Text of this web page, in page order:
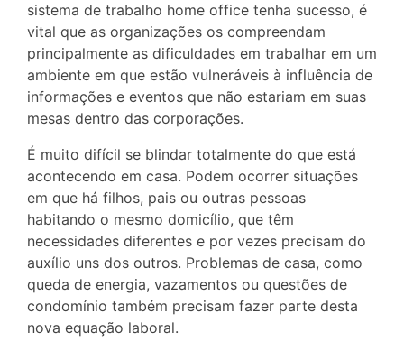
sistema de trabalho home office tenha sucesso, é
vital que as organizações os compreendam
principalmente as dificuldades em trabalhar em um
ambiente em que estão vulneráveis à influência de
informações e eventos que não estariam em suas
mesas dentro das corporações.
É muito difícil se blindar totalmente do que está
acontecendo em casa. Podem ocorrer situações
em que há filhos, pais ou outras pessoas
habitando o mesmo domicílio, que têm
necessidades diferentes e por vezes precisam do
auxílio uns dos outros. Problemas de casa, como
queda de energia, vazamentos ou questões de
condomínio também precisam fazer parte desta
nova equação laboral.